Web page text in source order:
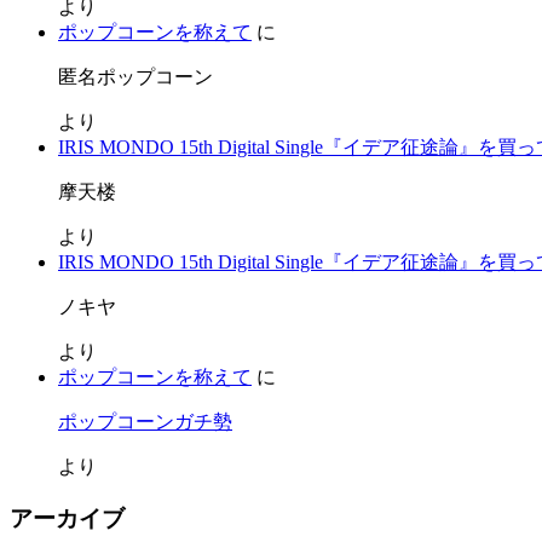
より
ポップコーンを称えて に
匿名ポップコーン
より
IRIS MONDO 15th Digital Single『イデア征途論』を買っ
摩天楼
より
IRIS MONDO 15th Digital Single『イデア征途論』を買っ
ノキヤ
より
ポップコーンを称えて に
ポップコーンガチ勢
より
アーカイブ